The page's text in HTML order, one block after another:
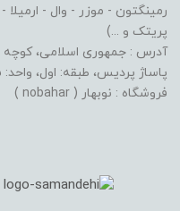
رمینگتون - موزر - وال -
پریتک و ...)
پاساژ پردیس، طبقه: اول، واحد: 5،
فروشگاه : نوبهار ( nobahar )